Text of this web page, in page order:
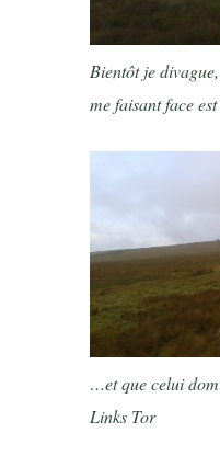
Bientôt je
me faisant face
…et que celui
Links Tor